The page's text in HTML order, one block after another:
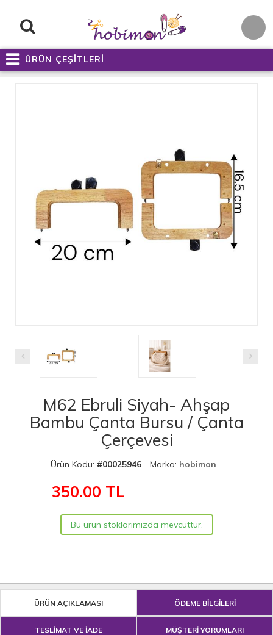
ÜRÜN ÇEŞİTLERİ
M62 Ebruli Siyah- Ahşap
Bambu Çanta Bursu / Çanta
Çerçevesi
Ürün Kodu: #00025946 Marka: hobimon
350.00 TL
Bu ürün stoklarımızda mevcuttur.
ÜRÜN AÇIKLAMASI ÖDEME BİLGİLERİ
TESLİMAT VE İADE MÜŞTERİ YORUMLARI